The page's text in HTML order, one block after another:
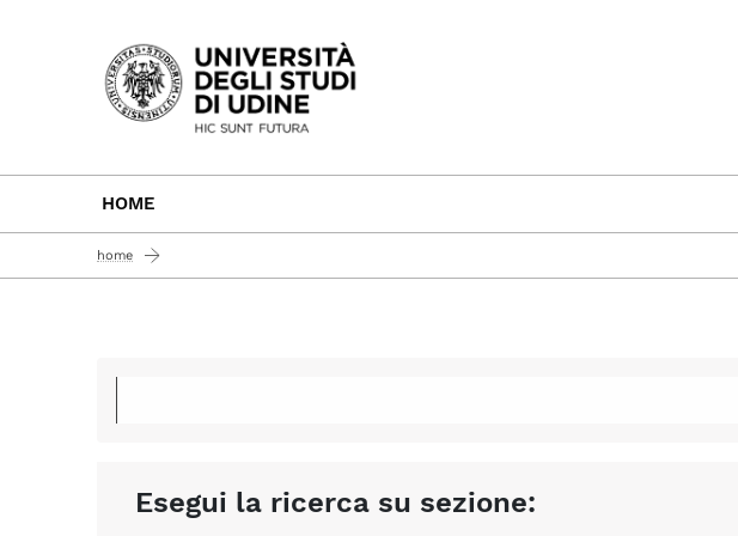
Passa al contenuto principale
HOME
home
Esegui la ricerca su sezione: